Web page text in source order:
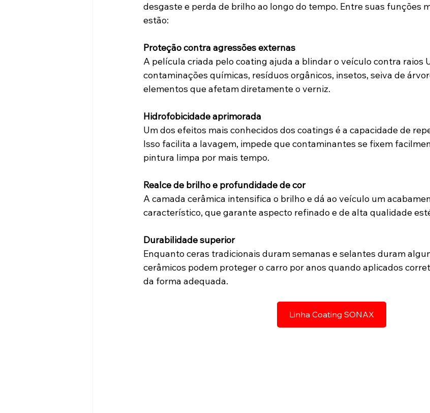
desgaste e perda de brilho ao longo do tempo. Entre suas funções
estão:
Proteção contra agressões externas
A película criada pelo coating ajuda a blindar o veículo contra raios
contaminações químicas, resíduos orgânicos, insetos, seiva de
elementos que afetam diretamente o verniz.
Hidrofobicidade aprimorada
Um dos efeitos mais conhecidos dos coatings é a capacidade de
Isso facilita a lavagem, impede que contaminantes se fixem
pintura limpa por mais tempo.
Realce de brilho e profundidade de cor
A camada cerâmica intensifica o brilho e dá ao veículo um
característico, que garante aspecto refinado e de alta qualidade
Durabilidade superior
Enquanto ceras tradicionais duram semanas e selantes duram
cerâmicos podem proteger o carro por anos quando aplicados
da forma adequada.
Linha Coating SONAX